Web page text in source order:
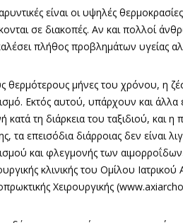
είναι οι υψηλές
σε διακοπές. Αν και πολλοί
πλήθος προβλημάτων υγείας
θερμότερους μήνες του χρόνου, η
Εκτός αυτού, υπάρχουν και άλλα
κατά τη διάρκεια του ταξιδιού, και
τα επεισόδια διάρροιας δεν είναι
και φλεγμονής των
κλινικής του Ομίλου
Χειρουργικής